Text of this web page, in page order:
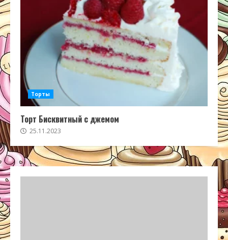
Торты
Торт Бисквитный с джемом
25.11.2023